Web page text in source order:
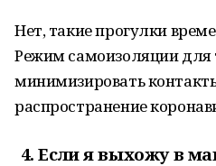
Нет, такие прогулки
Режим самоизоляции для
минимизировать
распространение
4.Если я выхожу в